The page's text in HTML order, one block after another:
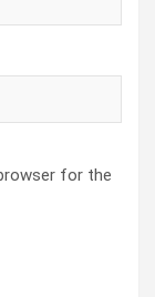
for the